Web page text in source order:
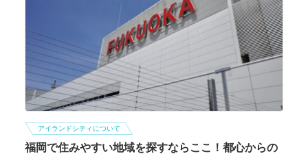
アイランドシティについて
福岡で住みやすい地域を探すならここ！都心からの